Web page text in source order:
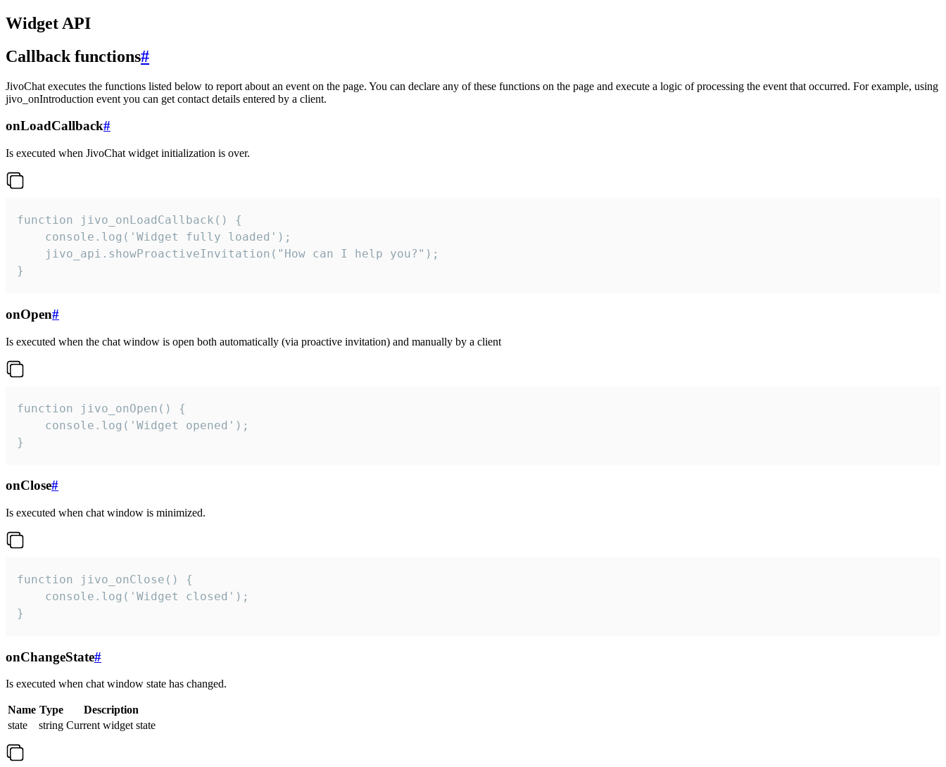
Widget API
Callback functions#
JivoChat executes the functions listed below to report about an event on the page. You can declare any of these functions on the page and execute a logic of processing the event that occurred. For example, using
jivo_onIntroduction event you can get contact details entered by a client.
onLoadCallback#
Is executed when JivoChat widget initialization is over.
function jivo_onLoadCallback() {
    console.log('Widget fully loaded');
    jivo_api.showProactiveInvitation("How can I help you?");
}
onOpen#
Is executed when the chat window is open both automatically (via proactive invitation) and manually by a client
function jivo_onOpen() {
    console.log('Widget opened');
}
onClose#
Is executed when chat window is minimized.
function jivo_onClose() {
    console.log('Widget closed');
}
onChangeState#
Is executed when chat window state has changed.
Name Type
Description
state
string Current widget state